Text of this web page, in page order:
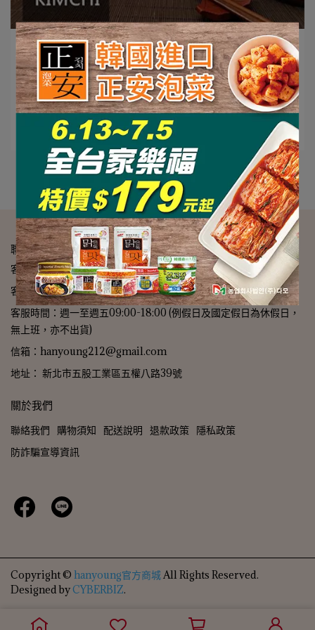
【美食】正統韓國《正安kimchi》，輕鬆三
道韓式料理快速上桌! -佩吉的生活點滴
佩吉的生活點滴 | 2023-02-06
⋯
閱讀更多 ->
聯絡資訊
客服專線：0800-246-000 | 02-2299-2390
客服傳真：02-2299-2393
客服時間：週一至週五09:00-18:00 (例假日及國定假日為休假日，
無上班，亦不出貨)
信箱：hanyoung212@gmail.com
地址： 新北市五股工業區五權八路39號
關於我們
聯絡我們 購物須知 配送說明 退款政策 隱私政策
防詐騙宣導資訊
Copyright © hanyoung官方商城All Rights Reserved.
Designed byCYBERBIZ.